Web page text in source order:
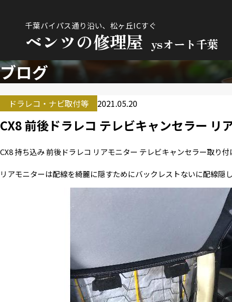
千葉バイパス通り沿い、松ヶ丘ICすぐ
ベンツの修理屋 ysオート千葉
ブログ
ドラレコ・ナビ取付等
2021.05.20
CX8 前後ドラレコ テレビキャンセラー リ
CX8 持ち込み 前後ドラレコ リアモニター テレビキャンセラー取り付
リアモニターは配線を綺麗に隠すためにバックレストないに配線隠